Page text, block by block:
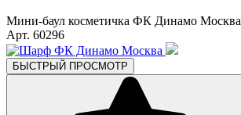
Мини-баул косметичка ФК Динамо Москва
Арт. 60296
БЫСТРЫЙ ПРОСМОТР